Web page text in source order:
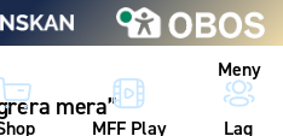
Meny
MFF Play Lag
mera”